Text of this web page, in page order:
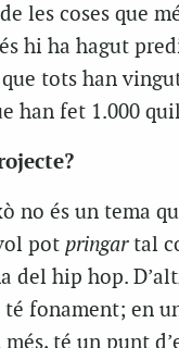
les coses que
hi ha hagut
tots han
han fet 1.000
no és un tema
pot pringartal
del hip hop.
fonament; en
té un punt